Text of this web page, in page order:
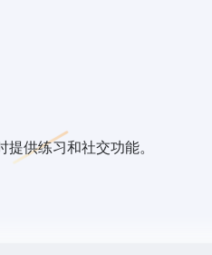
供练习和社交功能。